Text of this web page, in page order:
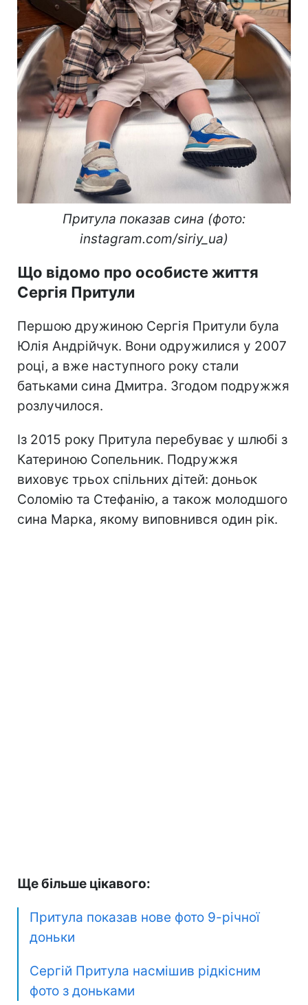
Притула показав сина (фото:
instagram.com/siriy_ua)
Що відомо про особисте життя
Сергія Притули
Першою дружиною Сергія Притули була
Юлія Андрійчук. Вони одружилися у 2007
році, а вже наступного року стали
батьками сина Дмитра. Згодом подружжя
розлучилося.
Із 2015 року Притула перебуває у шлюбі з
Катериною Сопельник. Подружжя
виховує трьох спільних дітей: доньок
Соломію та Стефанію, а також молодшого
сина Марка, якому виповнився один рік.
Ще більше цікавого:
Притула показав нове фото 9-річної
доньки
Сергій Притула насмішив рідкісним
фото з доньками